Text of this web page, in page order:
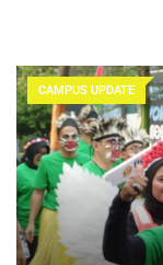
CAMPUS UPDATE